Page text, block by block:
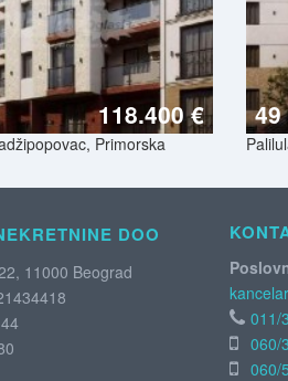
118.400 €
Primorska
49
DOO
11000 Beograd
011/
060/
060/